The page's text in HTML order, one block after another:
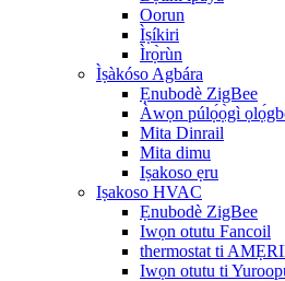
Oorun
Ìṣíkiri
Ìrọ̀rùn
Ìṣàkóso Agbára
Ẹnubodè ZigBee
Àwọn púlọ́ọ̀gì
Mita Dinrail
Mita dimu
Iṣakoso ẹru
Iṣakoso HVAC
Ẹnubodè ZigBee
Iwọn otutu Fancoil
thermostat ti
Iwọn otutu ti